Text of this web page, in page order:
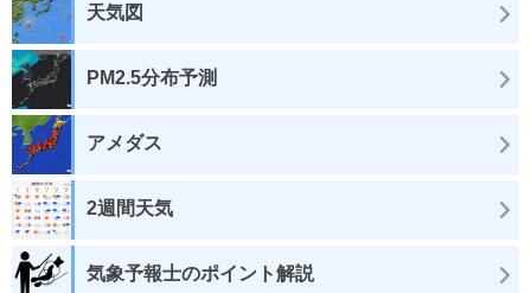
天気図
PM2.5分布予測
アメダス
2週間天気
気象予報士のポイント解説